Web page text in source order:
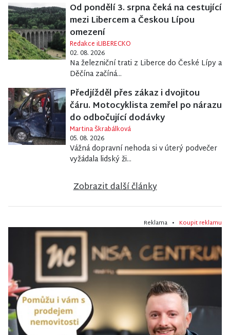
Od pondělí 3. srpna čeká na cestující
mezi Libercem a Českou Lípou
omezení
Redakce iLIBERECKO
02. 08. 2026
Na železniční trati z Liberce do České Lípy a
Děčína začíná...
Předjížděl přes zákaz i dvojitou
čáru. Motocyklista zemřel po nárazu
do odbočující dodávky
Martina Škrabálková
05. 08. 2026
Vážná dopravní nehoda si v úterý podvečer
vyžádala lidský ži...
Zobrazit další články
Reklama • Koupit reklamu